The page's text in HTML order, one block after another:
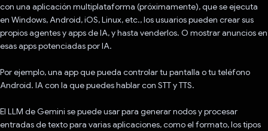
con una aplicación multiplataforma (próximamente), que se ejecuta
en Windows, Android, iOS, Linux, etc., los usuarios pueden crear sus
propios agentes y apps de IA, y hasta venderlos. O mostrar anuncios en
esas apps potenciadas por IA.
Por ejemplo, una app que pueda controlar tu pantalla o tu teléfono
Android. IA con la que puedes hablar con STT y TTS.
El LLM de Gemini se puede usar para generar nodos y procesar
entradas de texto para varias aplicaciones, como el formato, los tipos